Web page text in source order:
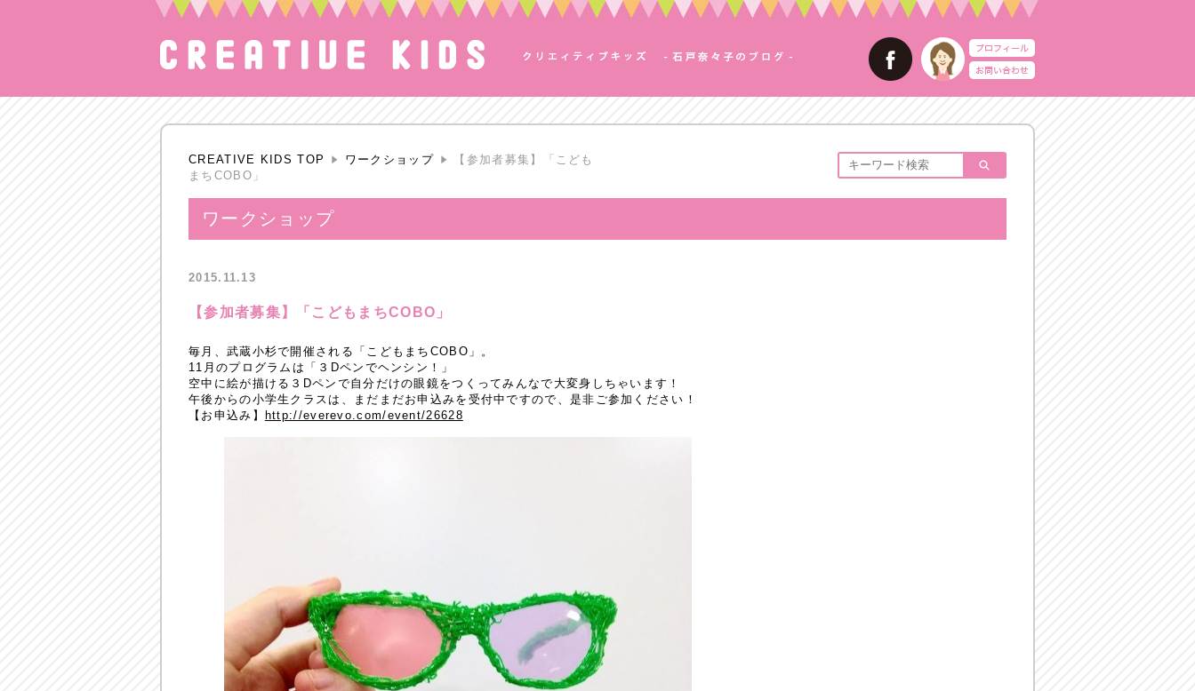
CREATIVE KIDS TOP ワークショップ
【参加者募集】「こども
まちCOBO」
ワークショップ
2015.11.13
【参加者募集】「こどもまちCOBO」
毎月、武蔵小杉で開催される「こどもまちCOBO」。
11月のプログラムは「３Dペンでヘンシン！」
空中に絵が描ける３Dペンで自分だけの眼鏡をつくってみんなで大変身しちゃいます！
午後からの小学生クラスは、まだまだお申込みを受付中ですので、是非ご参加ください！
【お申込み】
http://everevo.com/event/26628